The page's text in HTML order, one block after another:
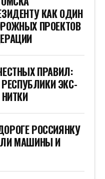
КАК ОДИН
ПРОЕКТОВ
ПРАВИЛ:
ЭКС-
РОССИЯНКУ
МАШИНЫ И